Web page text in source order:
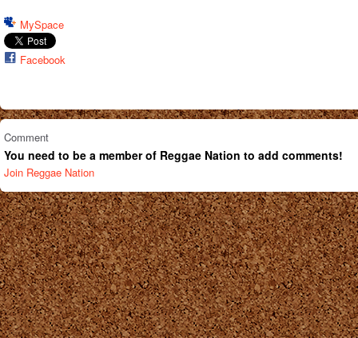
MySpace
Facebook
Comment
You need to be a member of Reggae Nation to add comments!
Join Reggae Nation